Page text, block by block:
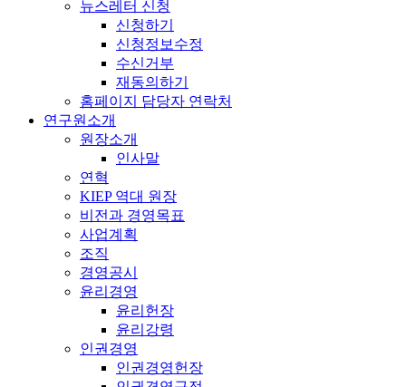
뉴스레터 신청
신청하기
신청정보수정
수신거부
재동의하기
홈페이지 담당자 연락처
연구원소개
원장소개
인사말
연혁
KIEP 역대 원장
비전과 경영목표
사업계획
조직
경영공시
윤리경영
윤리헌장
윤리강령
인권경영
인권경영헌장